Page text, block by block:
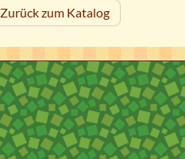
Zurück zum Katalog